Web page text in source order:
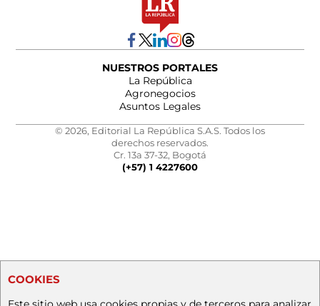
NUESTROS PORTALES
La República
Agronegocios
Asuntos Legales
© 2026, Editorial La República S.A.S. Todos los
derechos reservados.
Cr. 13a 37-32, Bogotá
(+57) 1 4227600
COOKIES